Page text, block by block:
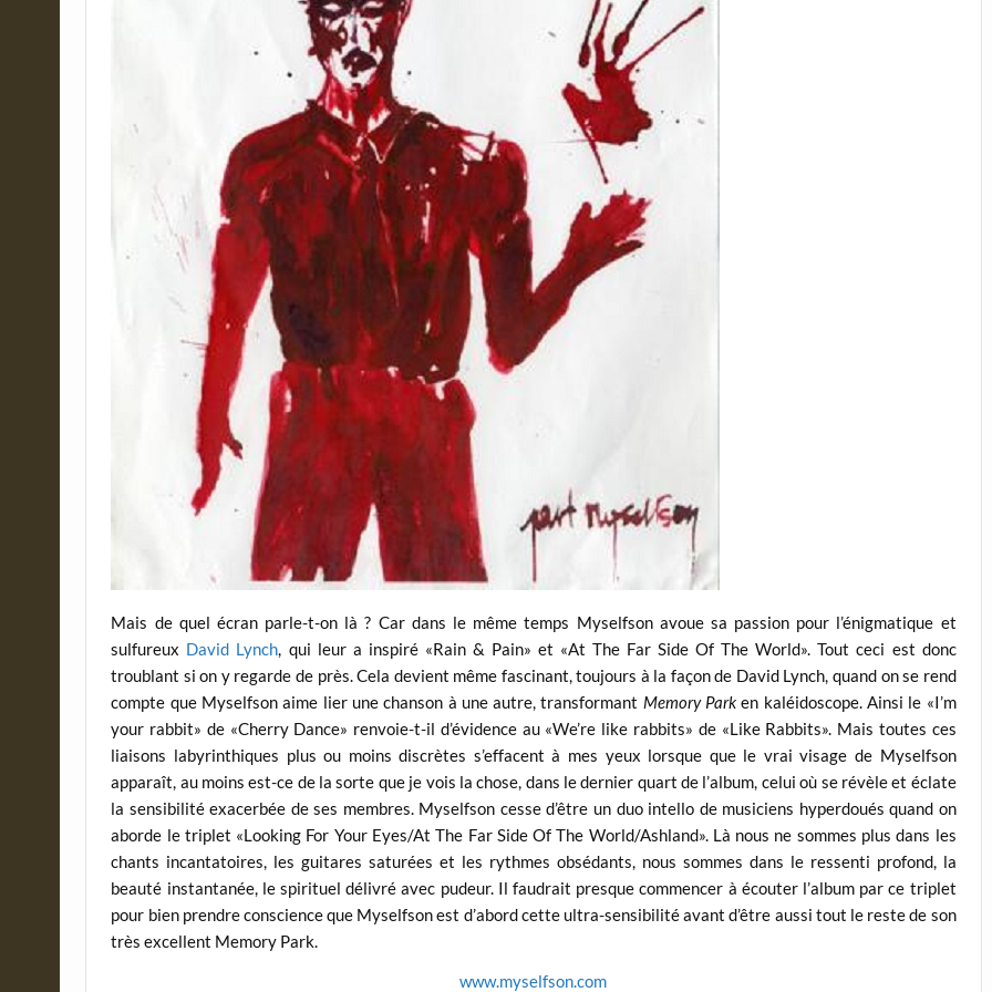
Mais de quel écran parle-t-on là ? Car dans le même temps Myselfson avoue sa passion pour l’énigmatique et
sulfureux David Lynch, qui leur a inspiré «Rain & Pain» et «At The Far Side Of The World». Tout ceci est donc
troublant si on y regarde de près. Cela devient même fascinant, toujours à la façon de David Lynch, quand on se rend
compte que Myselfson aime lier une chanson à une autre, transformant Memory Park en kaléidoscope. Ainsi le «I’m
your rabbit» de «Cherry Dance» renvoie-t-il d’évidence au «We’re like rabbits» de «Like Rabbits». Mais toutes ces
liaisons labyrinthiques plus ou moins discrètes s’effacent à mes yeux lorsque que le vrai visage de Myselfson
apparaît, au moins est-ce de la sorte que je vois la chose, dans le dernier quart de l’album, celui où se révèle et éclate
la sensibilité exacerbée de ses membres. Myselfson cesse d’être un duo intello de musiciens hyperdoués quand on
aborde le triplet «Looking For Your Eyes/At The Far Side Of The World/Ashland». Là nous ne sommes plus dans les
chants incantatoires, les guitares saturées et les rythmes obsédants, nous sommes dans le ressenti profond, la
beauté instantanée, le spirituel délivré avec pudeur. Il faudrait presque commencer à écouter l’album par ce triplet
pour bien prendre conscience que Myselfson est d’abord cette ultra-sensibilité avant d’être aussi tout le reste de son
très excellent Memory Park.
www.myselfson.com